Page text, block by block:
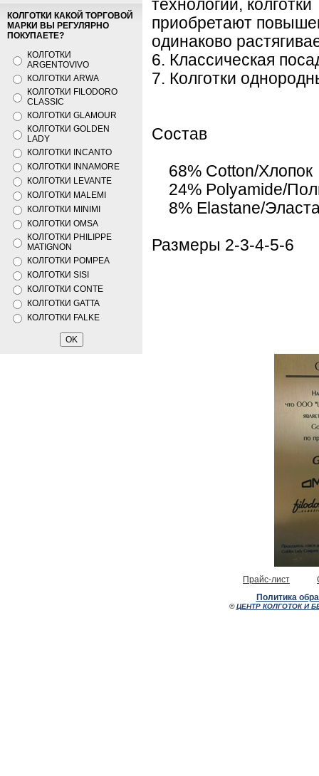
КОЛГОТКИ КАКОЙ ТОРГОВОЙ
МАРКИ ВЫ РЕГУЛЯРНО
ПОКУПАЕТЕ?
КОЛГОТКИ
ARGENTOVIVO
КОЛГОТКИ ARWA
КОЛГОТКИ FILODORO
CLASSIC
КОЛГОТКИ GLAMOUR
КОЛГОТКИ GOLDEN
LADY
КОЛГОТКИ INCANTO
КОЛГОТКИ INNAMORE
КОЛГОТКИ LEVANTE
КОЛГОТКИ MALEMI
КОЛГОТКИ MINIMI
КОЛГОТКИ OMSA
КОЛГОТКИ PHILIPPE
MATIGNON
КОЛГОТКИ POMPEA
КОЛГОТКИ SISI
КОЛГОТКИ CONTE
КОЛГОТКИ GATTA
КОЛГОТКИ FALKE
технологии, колготки
приобретают
одинаково
6. Классическая
7. Колготки
Состав
68% Cotton/Хлопок
24% Polyamide/
8% Elastane/
Размеры 2-3-4-5-6
Прайс-лист
Политика
©ЦЕНТР КОЛГОТОК И